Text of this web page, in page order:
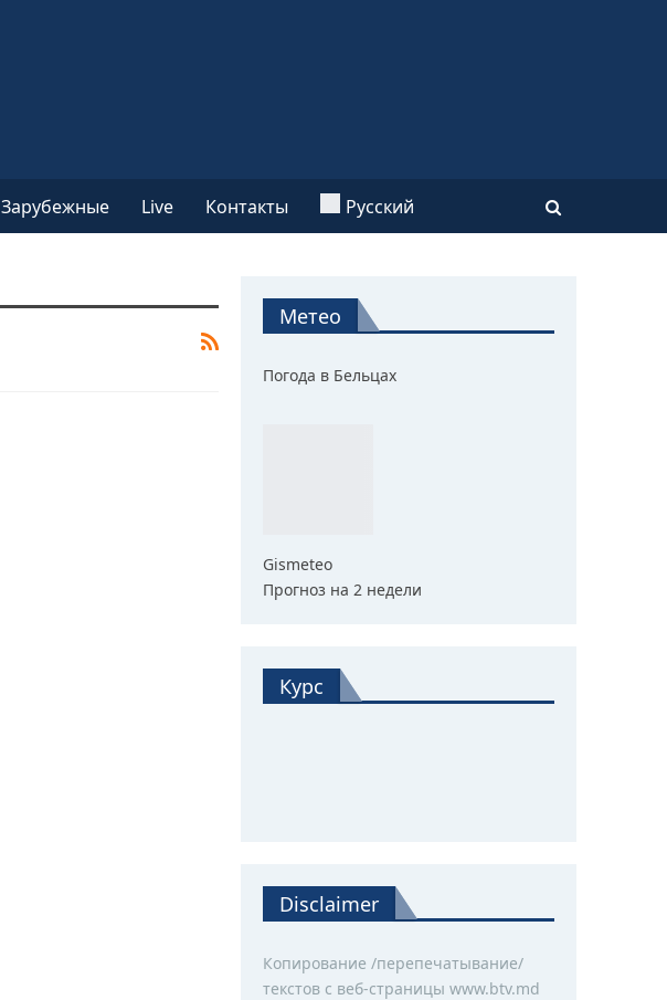
Зарубежные Live Контакты Русский
Метео
Погода в Бельцах
Gismeteo
Прогноз на 2 недели
Курс
Disclaimer
Копирование /перепечатывание/
текстов с веб-страницы www.btv.md